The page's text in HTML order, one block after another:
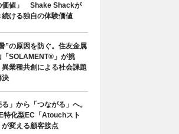
価値」 Shake Shackが
続ける独自の体験価値
”の原因を防ぐ。住友金属
「SOLAMENT®」が挑
異業種共創による社会課題
決
る」から「つながる」へ。
特化型EC「Atouchスト
が変える顧客接点